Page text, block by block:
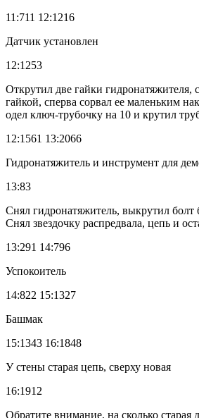
11:711 12:1216
Датчик установлен
12:1253
Открутил две гайки гидронатяжителя,
гайкой, сперва сорвал ее маленьким
одел ключ-трубочку на 10 и крутил
12:1561 13:2066
Гидронатяжитель и инструмент для
13:83
Снял гидронатяжитель, выкрутил болт
Снял звездочку распредвала, цепь и
13:291 14:796
Успокоитель
14:822 15:1327
Башмак
15:1343 16:1848
У стены старая цепь, сверху новая
16:1912
Обратите внимание, на сколько старая